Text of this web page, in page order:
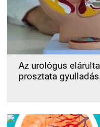
Az urológus
prosztata